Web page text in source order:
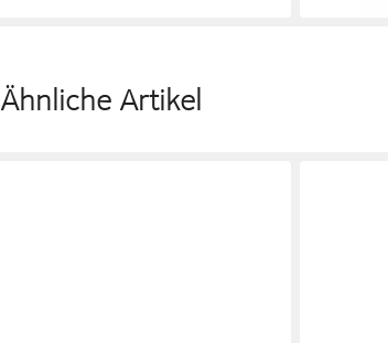
Ähnliche Artikel